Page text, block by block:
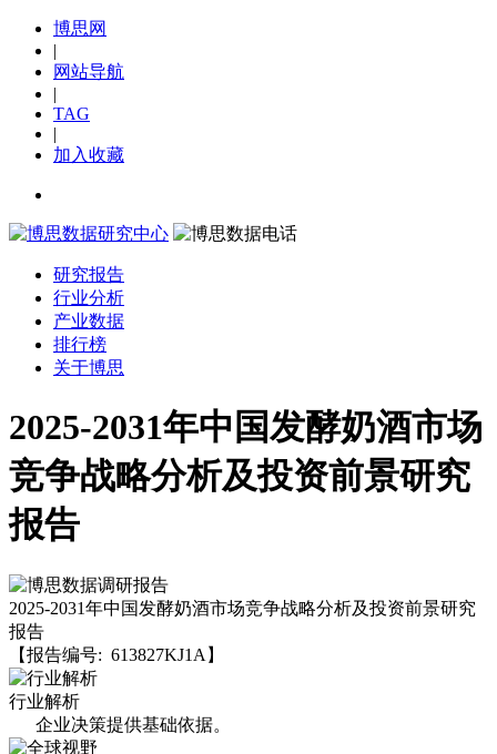
博思网
|
网站导航
|
TAG
|
加入收藏
研究报告
行业分析
产业数据
排行榜
关于博思
2025-2031年中国发酵奶酒市场
竞争战略分析及投资前景研究
报告
2025-2031年中国发酵奶酒市场竞争战略分析及投资前景研究
报告
【报告编号: 613827KJ1A】
行业解析
企业决策提供基础依据。